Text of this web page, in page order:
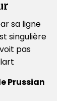
sa ligne
singulière
pas
Prussian